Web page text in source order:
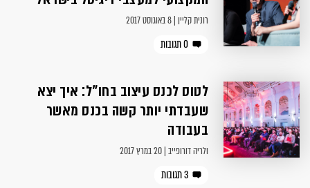
רונית קליין | 8 באוגוסט 2017
0 תגובות
לטוס לכנס עיצוב בחו״ל: איך יצא
שעבדתי יותר קשה בכנס מאשר
בעבודה
ולריה דורופייב | 20 במרץ 2017
3 תגובות